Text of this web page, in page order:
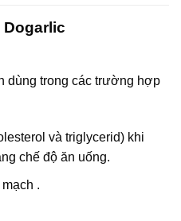
dùng trong các trường hợp
và triglycerid) khi
chế độ ăn uống.
.